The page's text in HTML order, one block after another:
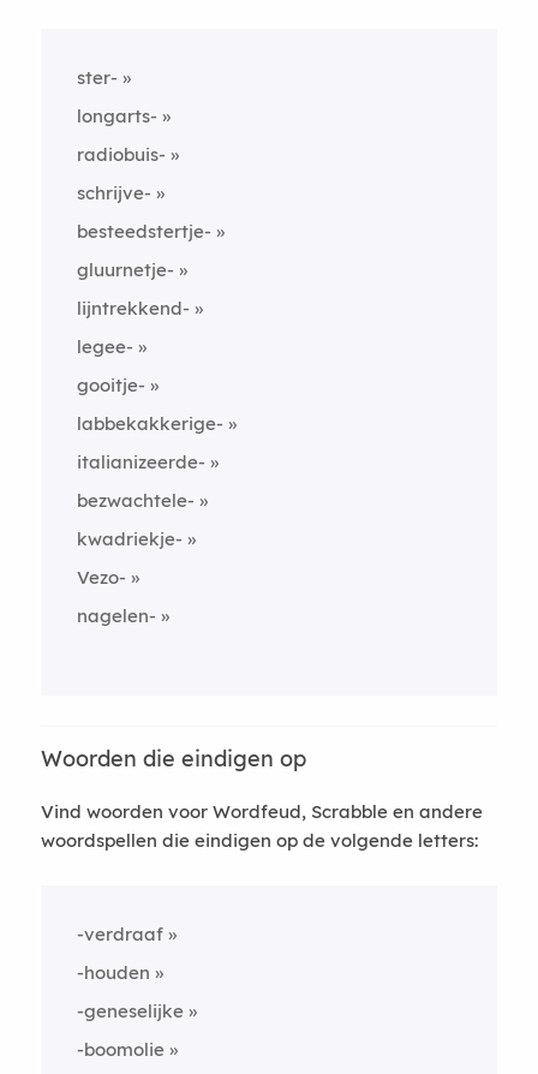
ster-
longarts-
radiobuis-
schrijve-
besteedstertje-
gluurnetje-
lijntrekkend-
legee-
gooitje-
labbekakkerige-
italianizeerde-
bezwachtele-
kwadriekje-
Vezo-
nagelen-
Woorden die eindigen op
Vind woorden voor Wordfeud, Scrabble en andere
woordspellen die eindigen op de volgende letters:
-verdraaf
-houden
-geneselijke
-boomolie